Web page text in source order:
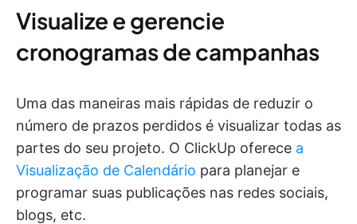
Visualize e gerencie
cronogramas de campanhas
Uma das maneiras mais rápidas de reduzir o
número de prazos perdidos é visualizar todas as
partes do seu projeto. O ClickUp oferece a
Visualização de Calendário para planejar e
programar suas publicações nas redes sociais,
blogs, etc.